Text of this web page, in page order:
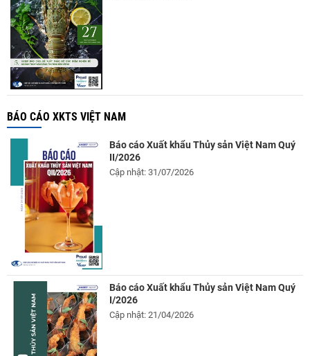
BÁO CÁO XKTS VIỆT NAM
Báo cáo Xuất khẩu Thủy sản Việt Nam Quý
II/2026
Cập nhật: 31/07/2026
Báo cáo Xuất khẩu Thủy sản Việt Nam Quý
I/2026
Cập nhật: 21/04/2026